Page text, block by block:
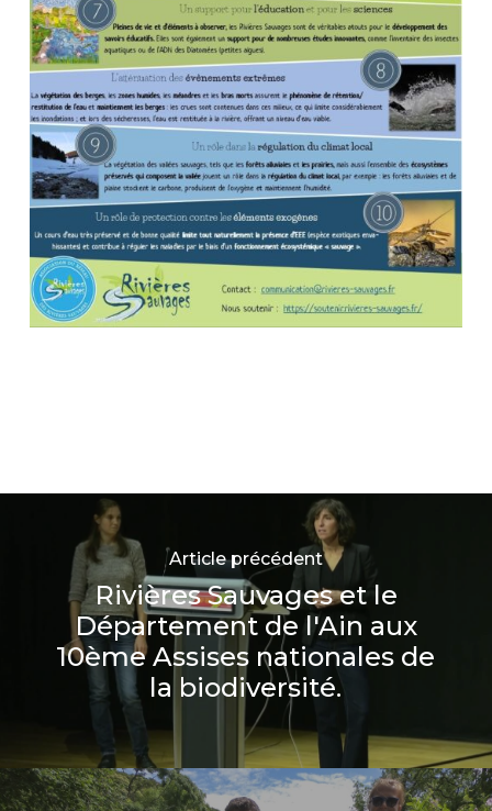
Article précédent
Rivières Sauvages et le
Département de l'Ain aux
10ème Assises nationales de
la biodiversité.